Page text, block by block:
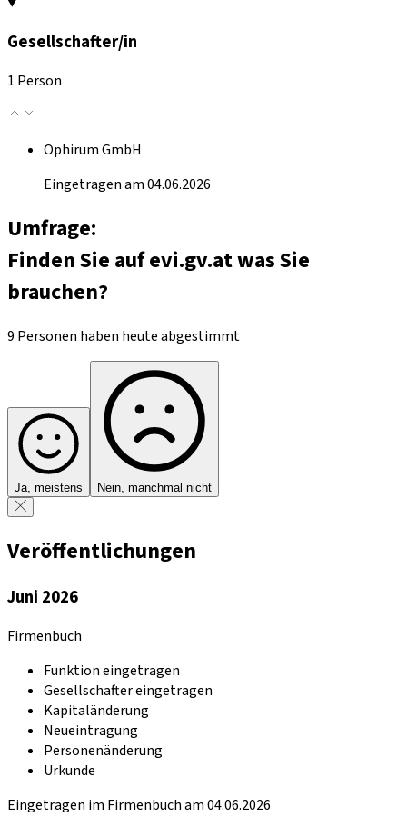
Gesellschafter/in
1 Person
Ophirum GmbH
Eingetragen am 04.06.2026
Umfrage:
Finden Sie auf evi.gv.at was Sie
brauchen?
9 Personen haben heute abgestimmt
Ja, meistens Nein, manchmal nicht
Veröffentlichungen
Juni 2026
Firmenbuch
Funktion eingetragen
Gesellschafter eingetragen
Kapitaländerung
Neueintragung
Personenänderung
Urkunde
Eingetragen im Firmenbuch am 04.06.2026